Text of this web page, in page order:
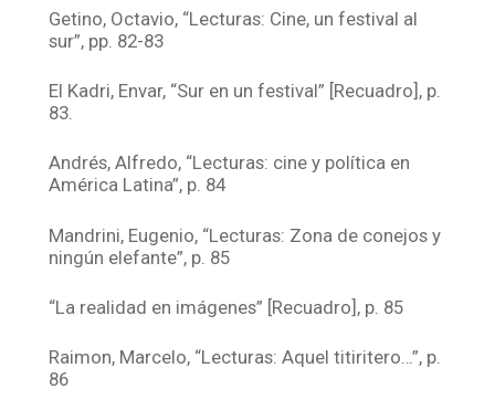
Getino, Octavio, “Lecturas: Cine, un festival al
sur”, pp. 82-83
El Kadri, Envar, “Sur en un festival” [Recuadro], p.
83.
Andrés, Alfredo, “Lecturas: cine y política en
América Latina”, p. 84
Mandrini, Eugenio, “Lecturas: Zona de conejos y
ningún elefante”, p. 85
“La realidad en imágenes” [Recuadro], p. 85
Raimon, Marcelo, “Lecturas: Aquel titiritero…”, p.
86